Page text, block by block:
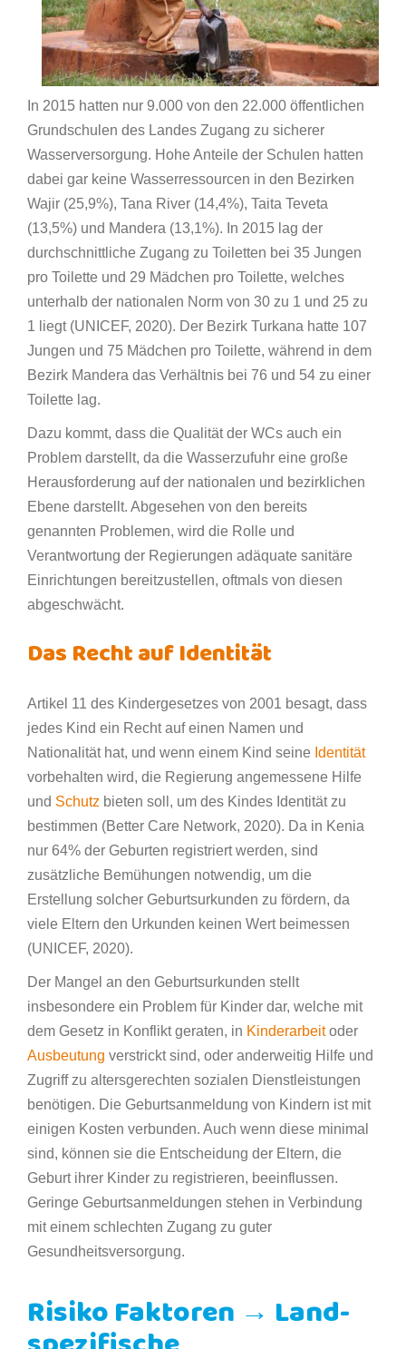
In 2015 hatten nur 9.000 von den 22.000 öffentlichen
Grundschulen des Landes Zugang zu sicherer
Wasserversorgung. Hohe Anteile der Schulen hatten
dabei gar keine Wasserressourcen in den Bezirken
Wajir (25,9%), Tana River (14,4%), Taita Teveta
(13,5%) und Mandera (13,1%). In 2015 lag der
durchschnittliche Zugang zu Toiletten bei 35 Jungen
pro Toilette und 29 Mädchen pro Toilette, welches
unterhalb der nationalen Norm von 30 zu 1 und 25 zu
1 liegt (UNICEF, 2020). Der Bezirk Turkana hatte 107
Jungen und 75 Mädchen pro Toilette, während in dem
Bezirk Mandera das Verhältnis bei 76 und 54 zu einer
Toilette lag.
Dazu kommt, dass die Qualität der WCs auch ein
Problem darstellt, da die Wasserzufuhr eine große
Herausforderung auf der nationalen und bezirklichen
Ebene darstellt. Abgesehen von den bereits
genannten Problemen, wird die Rolle und
Verantwortung der Regierungen adäquate sanitäre
Einrichtungen bereitzustellen, oftmals von diesen
abgeschwächt.
Das Recht auf Identität
Artikel 11 des Kindergesetzes von 2001 besagt, dass
jedes Kind ein Recht auf einen Namen und
Nationalität hat, und wenn einem Kind seine Identität
vorbehalten wird, die Regierung angemessene Hilfe
und Schutz bieten soll, um des Kindes Identität zu
bestimmen (Better Care Network, 2020). Da in Kenia
nur 64% der Geburten registriert werden, sind
zusätzliche Bemühungen notwendig, um die
Erstellung solcher Geburtsurkunden zu fördern, da
viele Eltern den Urkunden keinen Wert beimessen
(UNICEF, 2020).
Der Mangel an den Geburtsurkunden stellt
insbesondere ein Problem für Kinder dar, welche mit
dem Gesetz in Konflikt geraten, in Kinderarbeitoder
Ausbeutung verstrickt sind, oder anderweitig Hilfe und
Zugriff zu altersgerechten sozialen Dienstleistungen
benötigen. Die Geburtsanmeldung von Kindern ist mit
einigen Kosten verbunden. Auch wenn diese minimal
sind, können sie die Entscheidung der Eltern, die
Geburt ihrer Kinder zu registrieren, beeinflussen.
Geringe Geburtsanmeldungen stehen in Verbindung
mit einem schlechten Zugang zu guter
Gesundheitsversorgung.
Risiko Faktoren → Land-